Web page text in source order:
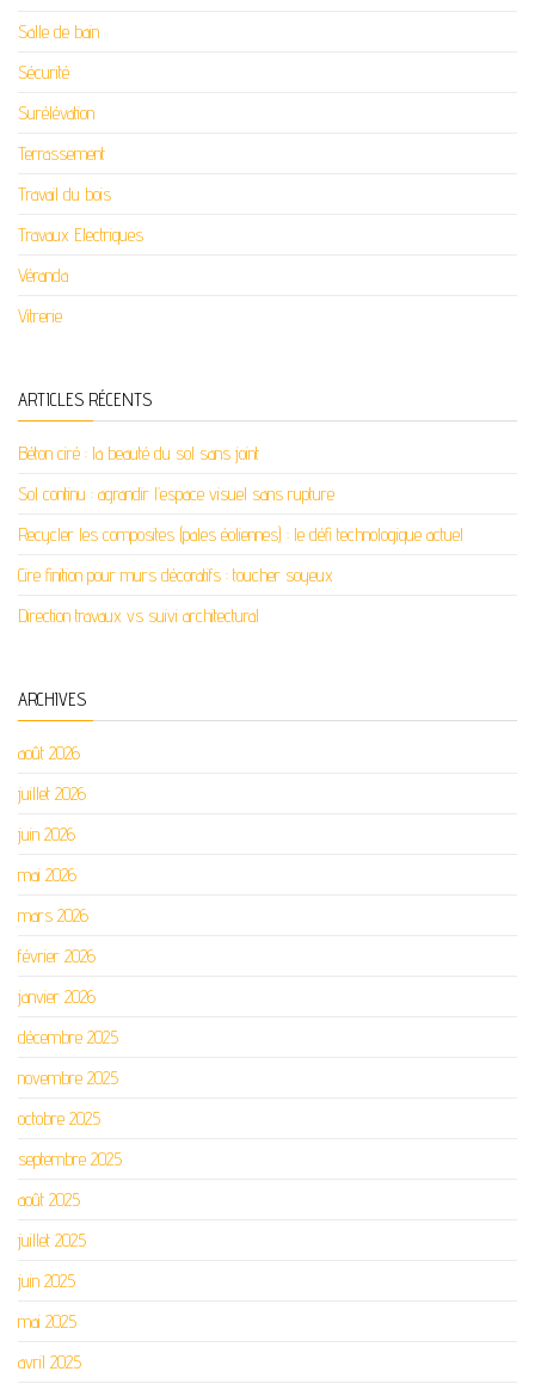
Salle de bain
Sécurité
Surélévation
Terrassement
Travail du bois
Travaux Electriques
Véranda
Vitrerie
ARTICLES RÉCENTS
Béton ciré : la beauté du sol sans joint
Sol continu : agrandir l’espace visuel sans rupture
Recycler les composites (pales éoliennes) : le défi technologique actuel
Cire finition pour murs décoratifs : toucher soyeux
Direction travaux vs suivi architectural
ARCHIVES
août 2026
juillet 2026
juin 2026
mai 2026
mars 2026
février 2026
janvier 2026
décembre 2025
novembre 2025
octobre 2025
septembre 2025
août 2025
juillet 2025
juin 2025
mai 2025
avril 2025